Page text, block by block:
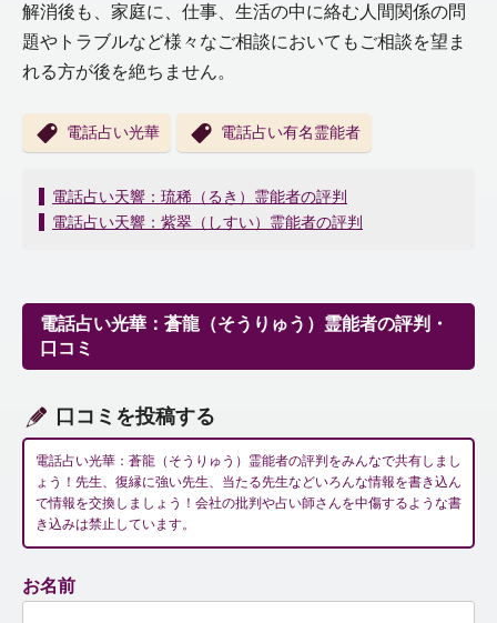
解消後も、家庭に、仕事、生活の中に絡む人間関係の問
題やトラブルなど様々なご相談においてもご相談を望ま
れる方が後を絶ちません。
電話占い光華 電話占い有名霊能者
投
稿
ー
シ
ョ
電話占い天響：琉稀（るき）霊能者の評判
電話占い天響：紫翠（しすい）霊能者の評判
電話占い光華：蒼龍（そうりゅう）霊能者の評判・
口コミ
口コミを投稿する
電話占い光華：蒼龍（そうりゅう）霊能者の評判をみんなで共有しまし
ょう！先生、復縁に強い先生、当たる先生などいろんな情報を書き込ん
で情報を交換しましょう！会社の批判や占い師さんを中傷するような書
き込みは禁止しています。
お名前